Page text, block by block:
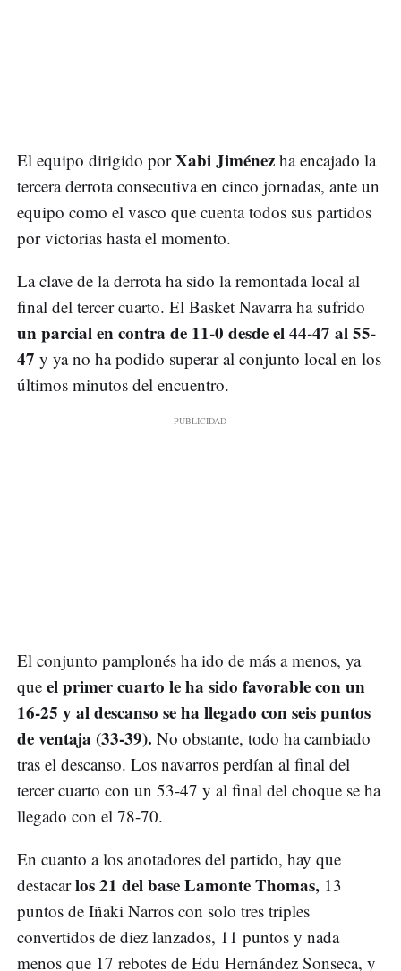
El equipo dirigido porXabi Jiménez ha encajado la
tercera derrota consecutiva en cinco jornadas, ante un
equipo como el vasco que cuenta todos sus partidos
por victorias hasta el momento.
La clave de la derrota ha sido la remontada local al
final del tercer cuarto. El Basket Navarra ha sufrido
un parcial en contra de 11-0 desde el 44-47 al 55-
47 y ya no ha podido superar al conjunto local en los
últimos minutos del encuentro.
El conjunto pamplonés ha ido de más a menos, ya
que el primer cuarto le ha sido favorable con un
16-25 y al descanso se ha llegado con seis puntos
de ventaja (33-39). No obstante, todo ha cambiado
tras el descanso. Los navarros perdían al final del
tercer cuarto con un 53-47 y al final del choque se ha
llegado con el 78-70.
En cuanto a los anotadores del partido, hay que
destacarlos 21 del base Lamonte Thomas, 13
puntos de Iñaki Narros con solo tres triples
convertidos de diez lanzados, 11 puntos y nada
menos que 17 rebotes de Edu Hernández Sonseca, y